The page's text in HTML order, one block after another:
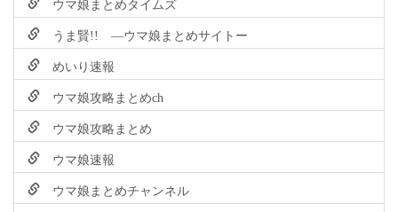
うま賢!! ―ウマ娘まとめサイトー
めいり速報
ウマ娘攻略まとめch
ウマ娘攻略まとめ
ウマ娘速報
ウマ娘まとめチャンネル